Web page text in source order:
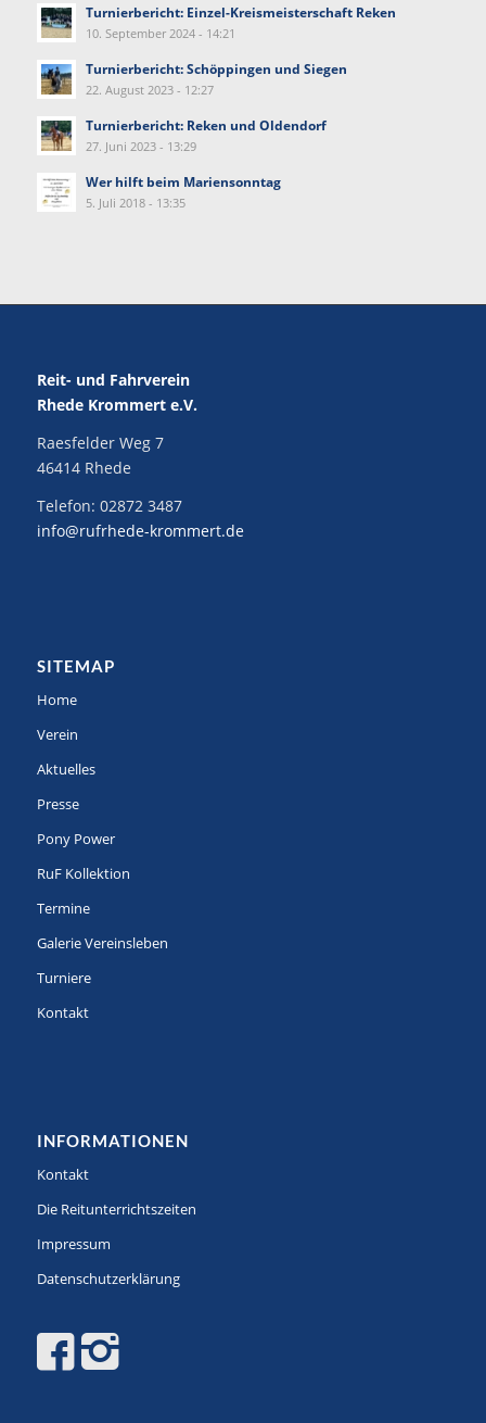
Turnierbericht: Einzel-Kreismeisterschaft Reken
10. September 2024 - 14:21
Turnierbericht: Schöppingen und Siegen
22. August 2023 - 12:27
Turnierbericht: Reken und Oldendorf
27. Juni 2023 - 13:29
Wer hilft beim Mariensonntag
5. Juli 2018 - 13:35
Reit- und Fahrverein
Rhede Krommert e.V.
Raesfelder Weg 7
46414 Rhede
Telefon: 02872 3487
info@rufrhede-krommert.de
SITEMAP
Home
Verein
Aktuelles
Presse
Pony Power
RuF Kollektion
Termine
Galerie Vereinsleben
Turniere
Kontakt
INFORMATIONEN
Kontakt
Die Reitunterrichtszeiten
Impressum
Datenschutzerklärung